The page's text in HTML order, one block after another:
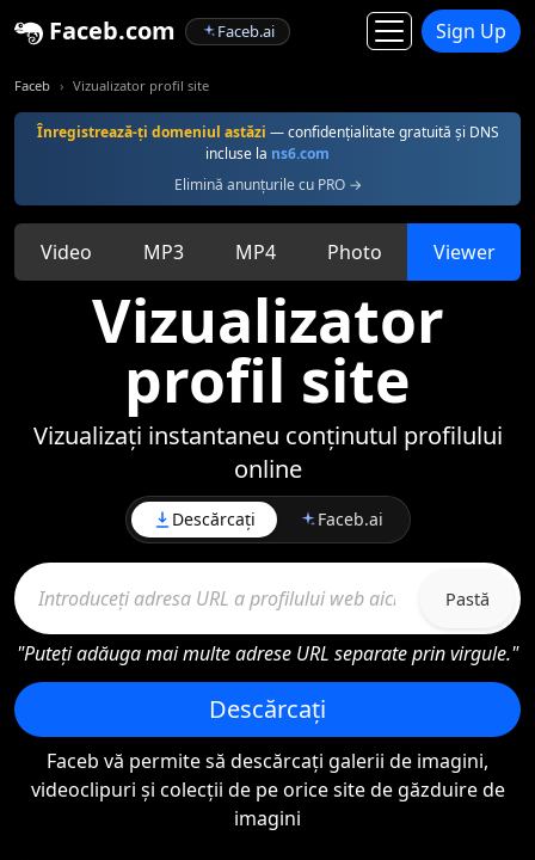
Faceb.com Faceb.ai Sign Up
Faceb Vizualizator profil site
Înregistrează-ți domeniul astăzi — confidențialitate gratuită și DNS
incluse la ns6.com
Elimină anunțurile cu PRO →
Video MP3 MP4 Photo Viewer
Vizualizator
profil site
Vizualizați instantaneu conținutul profilului
online
Descărcați Faceb.ai
Pastă
"Puteți adăuga mai multe adrese URL separate prin virgule."
Descărcați
Faceb vă permite să descărcați galerii de imagini,
videoclipuri și colecții de pe orice site de găzduire de
imagini